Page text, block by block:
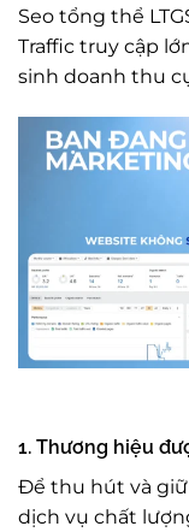
Seo tổng thể
Traffic truy cập
sinh doanh thu
1. Thương hiệu
Để thu hút và giữ
dịch vụ chất